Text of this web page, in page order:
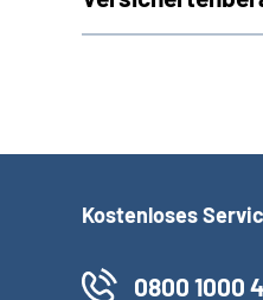
Kostenloses
0800 1000